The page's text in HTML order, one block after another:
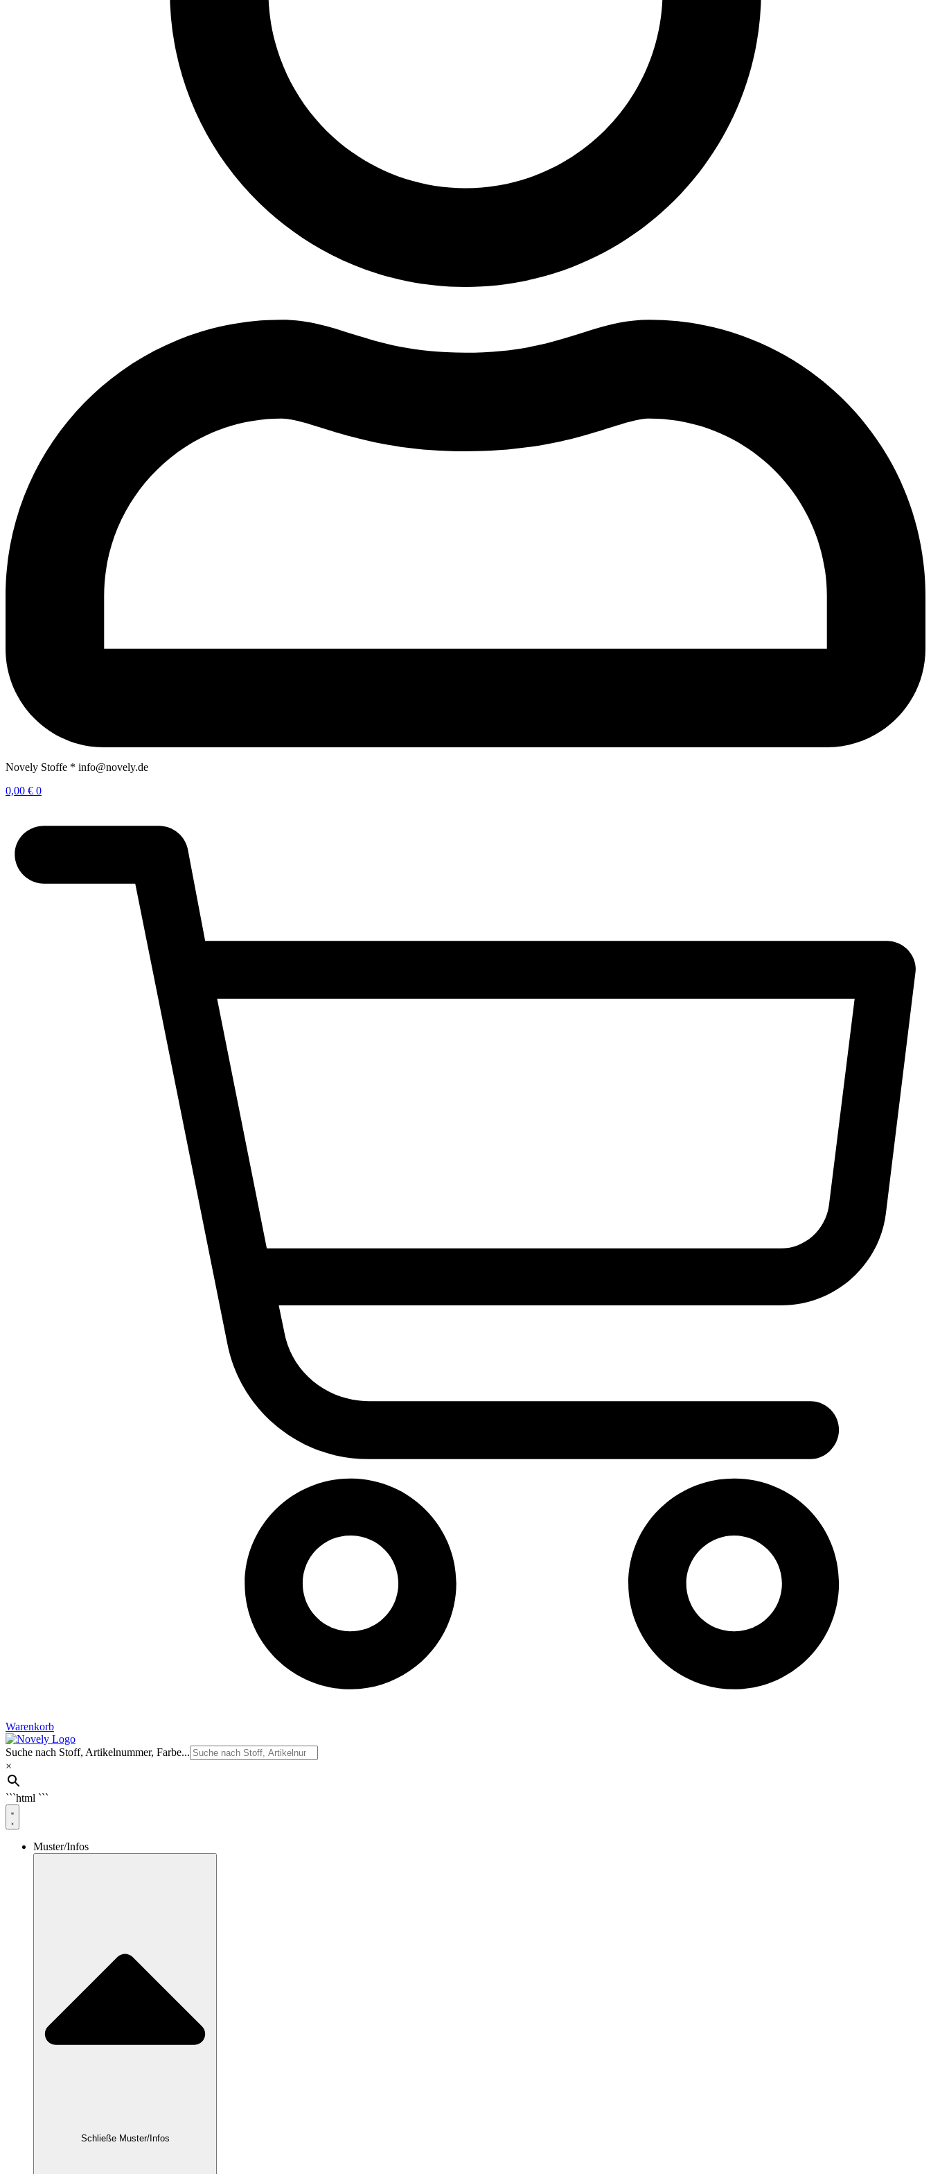
Novely Stoffe * info@novely.de
0,00 € 0
Warenkorb
Suche nach Stoff, Artikelnummer, Farbe...
×
```html ```
Muster/Infos
Schließe Muster/Infos